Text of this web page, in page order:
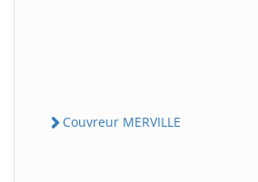
Couvreur MERVILLE